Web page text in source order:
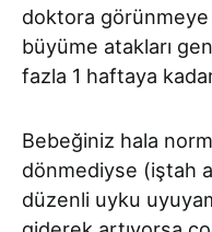
doktora görünmeye
büyüme atakları
fazla 1 haftaya
Bebeğiniz hala
dönmediyse (iştah
düzenli uyku